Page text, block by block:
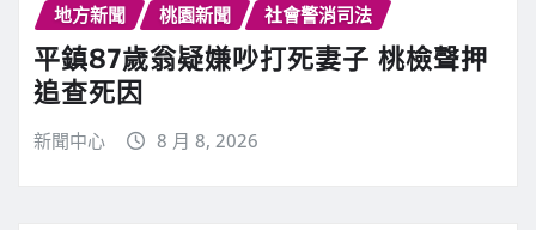
地方新聞 桃園新聞 社會警消司法
平鎮87歲翁疑嫌吵打死妻子 桃檢聲押
追查死因
新聞中心 8 月 8, 2026